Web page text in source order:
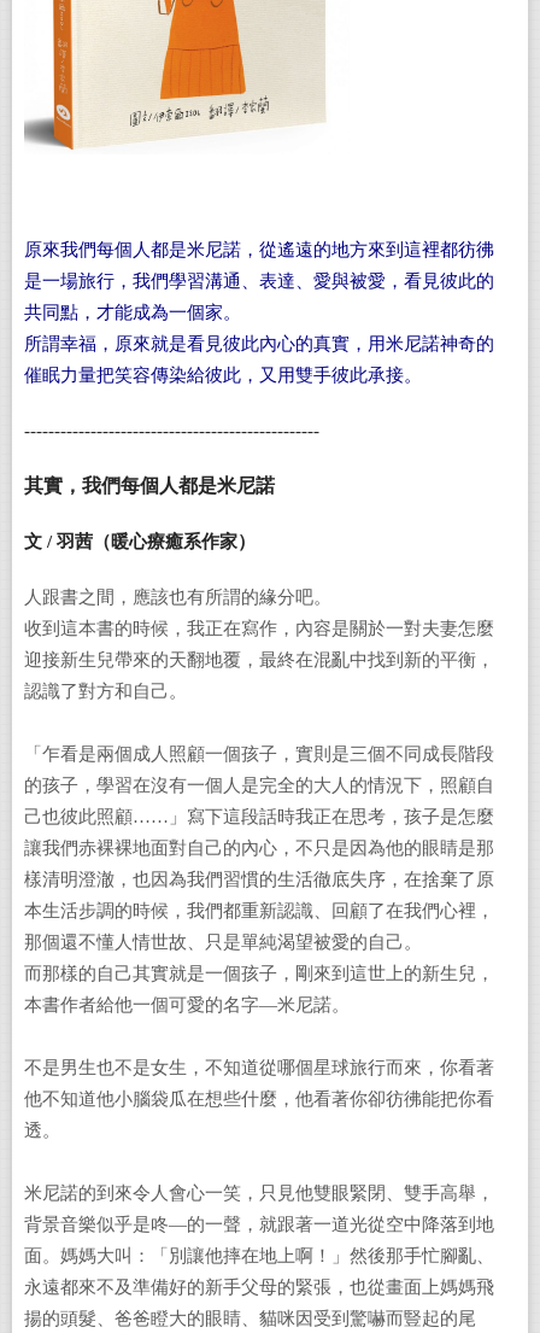
原來我們每個人都是米尼諾，從遙遠的地方來到這裡都彷彿
是一場旅行，我們學習溝通、表達、愛與被愛，看見彼此的
共同點，才能成為一個家。
所謂幸福，原來就是看見彼此內心的真實，用米尼諾神奇的
催眠力量把笑容傳染給彼此，又用雙手彼此承接。
-------------------------------------------------
其實，我們每個人都是米尼諾
文 / 羽茜（暖心療癒系作家）
人跟書之間，應該也有所謂的緣分吧。
收到這本書的時候，我正在寫作，內容是關於一對夫妻怎麼
迎接新生兒帶來的天翻地覆，最終在混亂中找到新的平衡，
認識了對方和自己。
「乍看是兩個成人照顧一個孩子，實則是三個不同成長階段
的孩子，學習在沒有一個人是完全的大人的情況下，照顧自
己也彼此照顧……」寫下這段話時我正在思考，孩子是怎麼
讓我們赤裸裸地面對自己的內心，不只是因為他的眼睛是那
樣清明澄澈，也因為我們習慣的生活徹底失序，在捨棄了原
本生活步調的時候，我們都重新認識、回顧了在我們心裡，
那個還不懂人情世故、只是單純渴望被愛的自己。
而那樣的自己其實就是一個孩子，剛來到這世上的新生兒，
本書作者給他一個可愛的名字—米尼諾。
不是男生也不是女生，不知道從哪個星球旅行而來，你看著
他不知道他小腦袋瓜在想些什麼，他看著你卻彷彿能把你看
透。
米尼諾的到來令人會心一笑，只見他雙眼緊閉、雙手高舉，
背景音樂似乎是咚—的一聲，就跟著一道光從空中降落到地
面。媽媽大叫：「別讓他摔在地上啊！」然後那手忙腳亂、
永遠都來不及準備好的新手父母的緊張，也從畫面上媽媽飛
揚的頭髮、爸爸瞪大的眼睛、貓咪因受到驚嚇而豎起的尾